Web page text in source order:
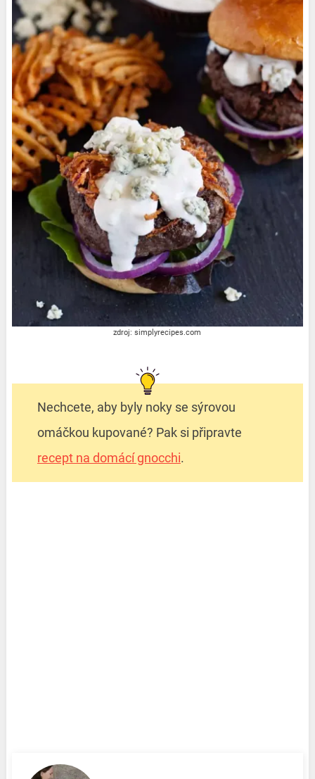
zdroj: simplyrecipes.com
Nechcete, aby byly noky se sýrovou
omáčkou kupované? Pak si připravte
recept na domácí gnocchi.